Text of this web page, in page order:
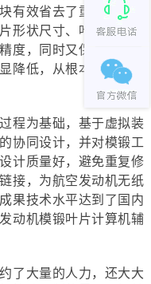
有效省去了重复建模的
形状尺寸、叶片材料之
度，同时又保证了叶身
降低，从根本上改善了
为基础，基于虚拟装
协同设计，并对模锻工
计质量好，避免重复修
接，为航空发动机无纸
果技术水平达到了国内
动机模锻叶片计算机辅
大量的人力，还大大